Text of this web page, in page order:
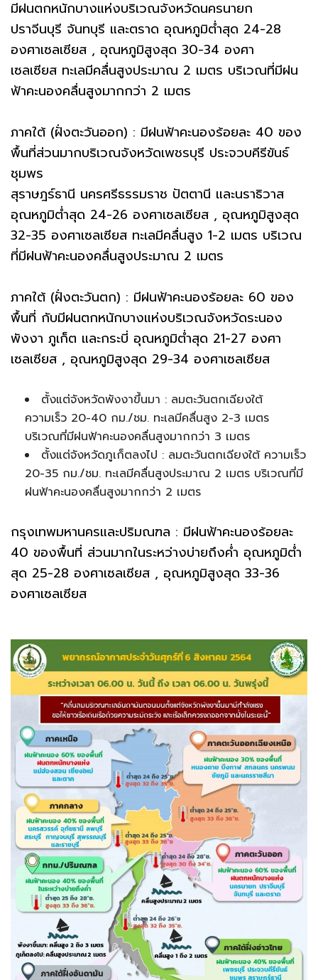
มีฝนตกหนักบางแห่งบริเวณจังหวัดนครนายก
ปราจีนบุรี จันทบุรี และตราด อุณหภูมิต่ำสุด 24-28
องศาเซลเซียส , อุณหภูมิสูงสุด 30-34 องศา
เซลเซียส ทะเลมีคลื่นสูงประมาณ 2 เมตร บริเวณที่มีฝน
ฟ้าคะนองคลื่นสูงมากกว่า 2 เมตร
ภาคใต้ (ฝั่งตะวันออก) : มีฝนฟ้าคะนองร้อยละ 40 ของ
พื้นที่ส่วนมากบริเวณจังหวัดเพชรบุรี ประจวบคีรีขันธ์
ชุมพร
สุราษฎร์ธานี นครศรีธรรมราช ปัตตานี และนราธิวาส
อุณหภูมิต่ำสุด 24-26 องศาเซลเซียส , อุณหภูมิสูงสุด
32-35 องศาเซลเซียส ทะเลมีคลื่นสูง 1-2 เมตร บริเวณ
ที่มีฝนฟ้าคะนองคลื่นสูงประมาณ 2 เมตร
ภาคใต้ (ฝั่งตะวันตก) : มีฝนฟ้าคะนองร้อยละ 60 ของ
พื้นที่ กับมีฝนตกหนักบางแห่งบริเวณจังหวัดระนอง
พังงา ภูเก็ต และกระบี่ อุณหภูมิต่ำสุด 21-27 องศา
เซลเซียส , อุณหภูมิสูงสุด 29-34 องศาเซลเซียส
ตั้งแต่จังหวัดพังงาขึ้นมา : ลมตะวันตกเฉียงใต้
ความเร็ว 20-40 กม./ชม. ทะเลมีคลื่นสูง 2-3 เมตร
บริเวณที่มีฝนฟ้าคะนองคลื่นสูงมากกว่า 3 เมตร
ตั้งแต่จังหวัดภูเก็ตลงไป : ลมตะวันตกเฉียงใต้ ความเร็ว
20-35 กม./ชม. ทะเลมีคลื่นสูงประมาณ 2 เมตร บริเวณที่มี
ฝนฟ้าคะนองคลื่นสูงมากกว่า 2 เมตร
กรุงเทพมหานครและปริมณฑล : มีฝนฟ้าคะนองร้อยละ
40 ของพื้นที่ ส่วนมากในระหว่างบ่ายถึงค่ำ อุณหภูมิต่ำ
สุด 25-28 องศาเซลเซียส , อุณหภูมิสูงสุด 33-36
องศาเซลเซียส